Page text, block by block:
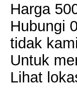
Harga
Hubungi
tidak
Untuk
Lihat